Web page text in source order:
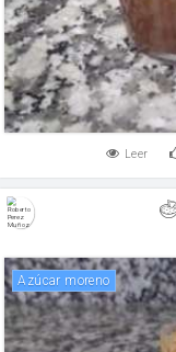
Leer
Azúcar moreno